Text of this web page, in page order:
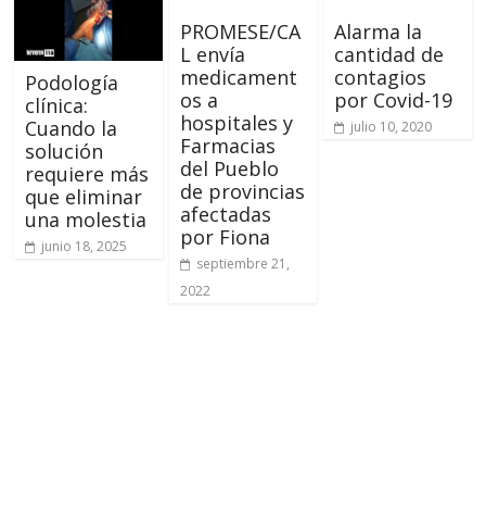
Podología
clínica:
Cuando la
solución
requiere más
que eliminar
una molestia
junio 18, 2025
PROMESE/CA
L envía
medicament
os a
hospitales y
Farmacias
del Pueblo
de provincias
afectadas
por Fiona
septiembre 21,
2022
Alarma la
cantidad de
contagios
por Covid-19
julio 10, 2020